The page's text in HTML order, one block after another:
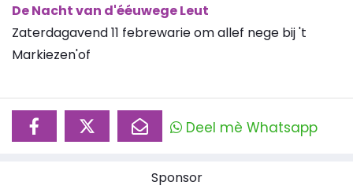
De Nacht van d'ééuwege Leut
Zaterdagavend 11 febrewarie om allef nege bij 't
Markiezen'of
Deel mè Whatsapp
Sponsor